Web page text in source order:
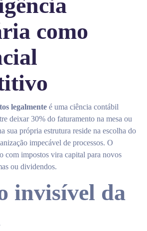
como
legalmente é uma ciência contábil
deixar 30% do faturamento na mesa ou
sua própria estrutura reside na escolha do
impecável de processos. O
com impostos vira capital para novos
ou dividendos.
invisível da